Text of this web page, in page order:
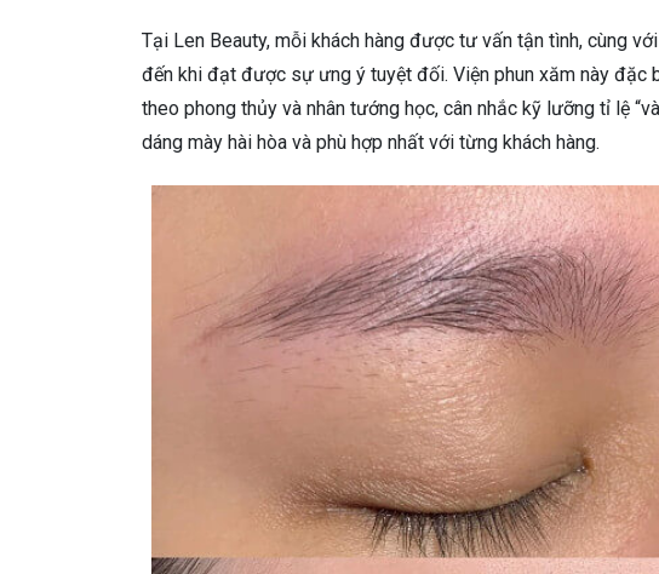
Tại Len Beauty, mỗi khách hàng được tư vấn tận tình, cùng
đến khi đạt được sự ưng ý tuyệt đối. Viện phun xăm này đặc
theo phong thủy và nhân tướng học, cân nhắc kỹ lưỡng tỉ lệ
dáng mày hài hòa và phù hợp nhất với từng khách hàng.